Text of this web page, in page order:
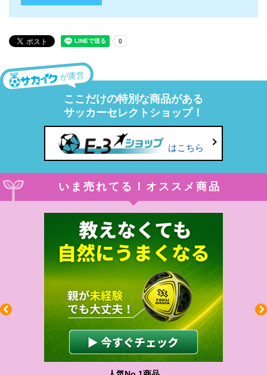
が運営
ここだけの特別な商品がある
サッカーセレクトショップ！
はこちら
いま売れてる！オススメ商品